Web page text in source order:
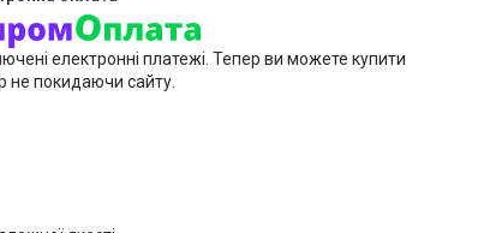
електронні платежі. Тепер ви можете купити
не покидаючи сайту.